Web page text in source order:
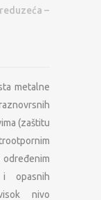
–
metalne
(zaštitu
određenim
i opasnih
nivo